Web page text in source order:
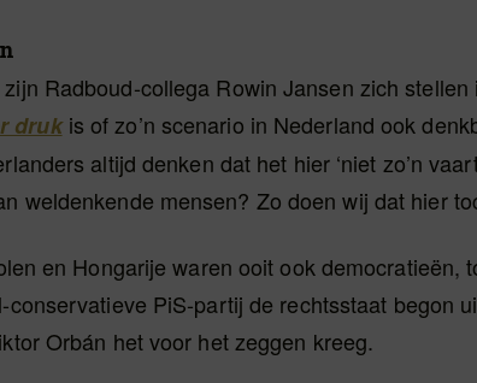
Radboud-collega Rowin Jansen zich stellen
drukis of zo’n scenario in Nederland ook
altijd denken dat het hier ‘niet zo’n
weldenkende mensen? Zo doen wij dat hier
en Hongarije waren ooit ook democratieën,
conservatieve PiS-partij de rechtsstaat begon
Orbán het voor het zeggen kreeg.